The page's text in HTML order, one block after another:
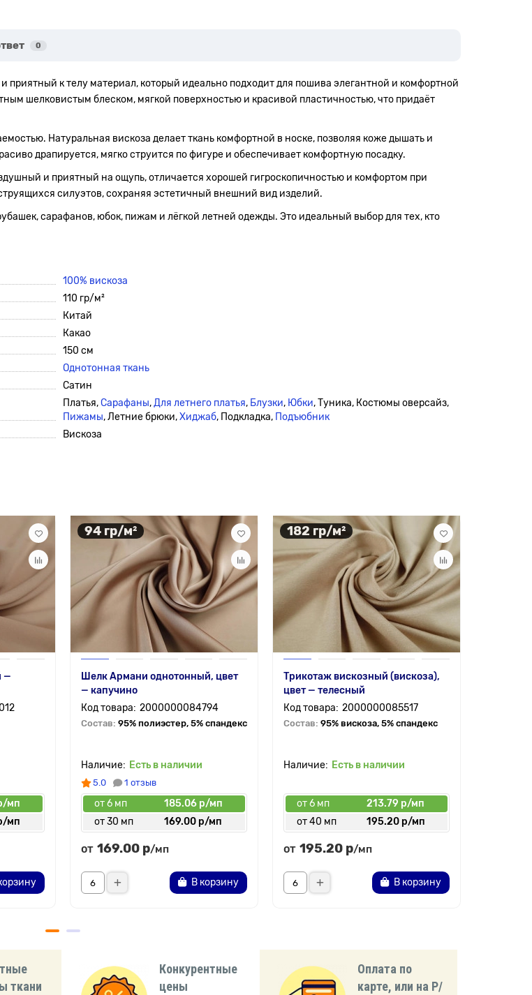
0
приятный к телу материал, который идеально подходит для пошива элегантной и комфортной
шелковистым блеском, мягкой поверхностью и красивой пластичностью, что придаёт
Натуральная вискоза делает ткань комфортной в носке, позволяя коже дышать и
драпируется, мягко струится по фигуре и обеспечивает комфортную посадку.
и приятный на ощупь, отличается хорошей гигроскопичностью и комфортом при
силуэтов, сохраняя эстетичный внешний вид изделий.
сарафанов, юбок, пижам и лёгкой летней одежды. Это идеальный выбор для тех, кто
100% вискоза
110 гр/м²
Китай
Какао
150 см
Однотонная ткань
Сатин
Платья,Сарафаны,Для летнего платья, Блузки, Юбки, Туника, Костюмы оверсайз,
Пижамы, Летние брюки,Хиджаб, Подкладка, Подъюбник
Вискоза
—
мп
мп
94 гр/м²
Шелк Армани однотонный, цвет
— капучино
2000000084794
Состав: 95% полиэстер, 5% спандекс
Есть в наличии
5.0 1 отзыв
от 6 мп
185.06 р/мп
от 30 мп
169.00 р/мп
от 169.00 р/мп
В корзину
182 гр/м²
Трикотаж вискозный (вискоза),
цвет — телесный
2000000085517
Состав: 95% вискоза, 5% спандекс
Есть в наличии
от 6 мп
213.79 р/мп
от 40 мп
195.20 р/мп
от 195.20 р/мп
В корзину
ткани
Конкурентные
цены
Оплата по
карте, или на Р/